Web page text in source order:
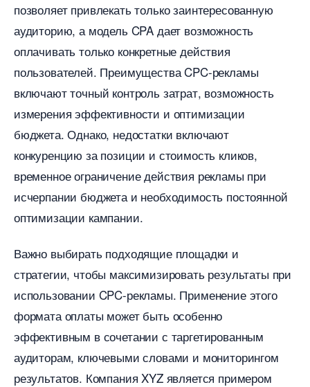
позволяет привлекать только заинтересованную
аудиторию, а модель CPA дает возможность
оплачивать только конкретные действия
пользователей.​ Преимущества CPC-рекламы
ключают точный контроль затрат, возможность
измерения эффективности и оптимизации
юджета.​ Однако, недостатки включают
конкуренцию за позиции и стоимость кликов,
ременное ограничение действия рекламы при
исчерпании бюджета и необходимость постоянной
оптимизации кампании.​
ажно выбирать подходящие площадки и
стратегии, чтобы максимизировать результаты при
использовании CPC-рекламы.​ Применение этого
формата оплаты может быть особенно
эффективным в сочетании с таргетированным
аудиторам, ключевыми словами и мониторингом
результатов.​ Компания XYZ является примером